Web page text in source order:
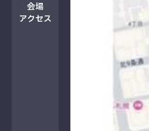
会場
アクセス